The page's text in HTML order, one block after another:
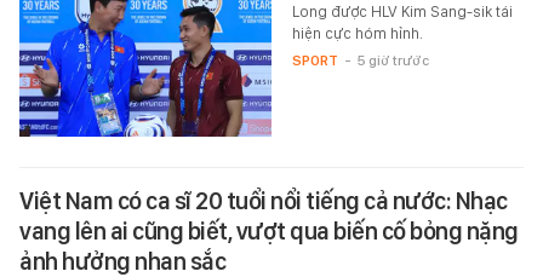
Long được HLV Kim Sang-sik tái
hiện cực hóm hỉnh.
SPORT - 5 giờ trước
Việt Nam có ca sĩ 20 tuổi nổi tiếng cả nước: Nhạc
vang lên ai cũng biết, vượt qua biến cố bỏng nặng
ảnh hưởng nhan sắc